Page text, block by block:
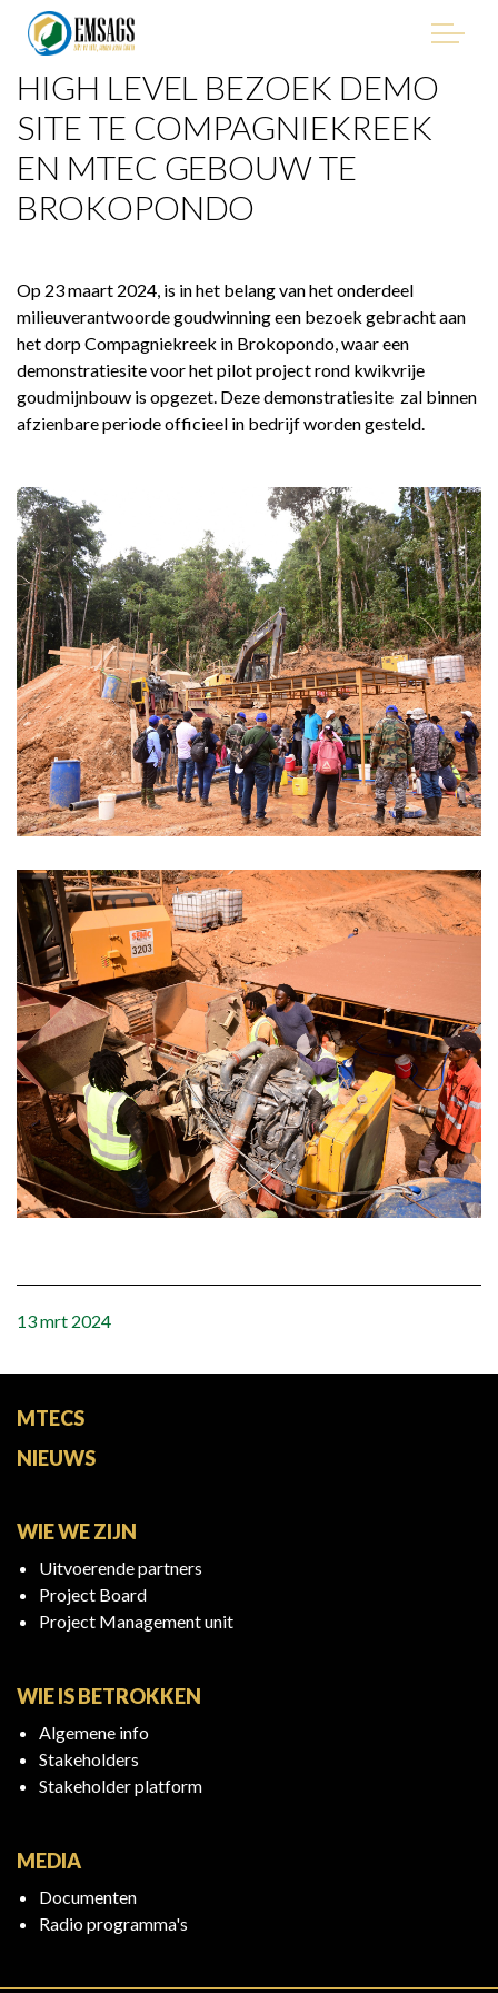
"Improving Environmental Management in the Mining
Sector of Suriname, with Emphasis on Artisanal and Small-
Scale Gold Mining (ASGM)" - EMSAGS Project
WIE IS BETROKKEN
REGIONAL CONFERENCE
NIEUWS
CONTACT
NL
HIGH LEVEL BEZOEK DEMO
SITE TE COMPAGNIEKREEK
EN MTEC GEBOUW TE
BROKOPONDO
Op 23 maart 2024, is in het belang van het onderdeel
milieuverantwoorde goudwinning een bezoek gebracht aan
het dorp Compagniekreek in Brokopondo, waar een
demonstratiesite voor het pilot project rond kwikvrije
goudmijnbouw is opgezet. Deze demonstratiesite zal binnen
afzienbare periode officieel in bedrijf worden gesteld.
13 mrt 2024
MTECS
NIEUWS
WIE WE ZIJN
Uitvoerende partners
Project Board
Project Management unit
WIE IS BETROKKEN
Algemene info
Stakeholders
Stakeholder platform
MEDIA
Documenten
Radio programma's